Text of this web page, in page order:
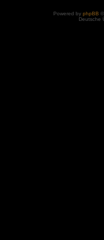
Powered by phpBB
Deutsche